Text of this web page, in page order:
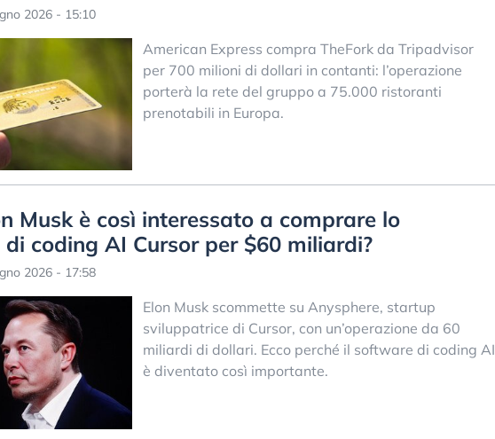
2026 - 15:10
American Express compra TheFork da Tripadvisor
per 700 milioni di dollari in contanti: l’operazione
porterà la rete del gruppo a 75.000 ristoranti
prenotabili in Europa.
Musk è così interessato a comprare lo
coding AI Cursor per $60 miliardi?
2026 - 17:58
Elon Musk scommette su Anysphere, startup
sviluppatrice di Cursor, con un’operazione da 60
miliardi di dollari. Ecco perché il software di coding AI
è diventato così importante.